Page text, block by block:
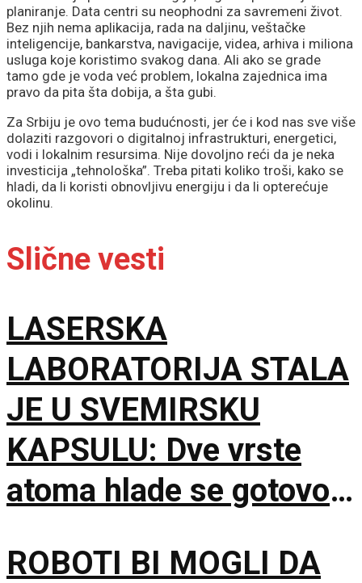
planiranje. Data centri su neophodni za savremeni život.
Bez njih nema aplikacija, rada na daljinu, veštačke
inteligencije, bankarstva, navigacije, videa, arhiva i miliona
usluga koje koristimo svakog dana. Ali ako se grade
tamo gde je voda već problem, lokalna zajednica ima
pravo da pita šta dobija, a šta gubi.
Za Srbiju je ovo tema budućnosti, jer će i kod nas sve više
dolaziti razgovori o digitalnoj infrastrukturi, energetici,
vodi i lokalnim resursima. Nije dovoljno reći da je neka
investicija „tehnološka”. Treba pitati koliko troši, kako se
hladi, da li koristi obnovljivu energiju i da li opterećuje
okolinu.
Slične vesti
LASERSKA
LABORATORIJA STALA
JE U SVEMIRSKU
KAPSULU: Dve vrste
atoma hlade se gotovo
ROBOTI BI MOGLI DA